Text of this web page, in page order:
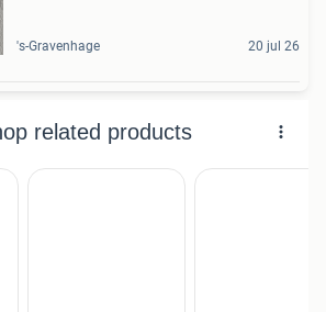
's-Gravenhage 20 jul 26